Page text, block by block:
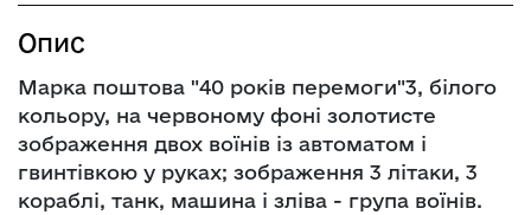
Опис
Марка поштова "40 років перемоги"3, білого
кольору, на червоному фоні золотисте
зображення двох воїнів із автоматом і
гвинтівкою у руках; зображення 3 літаки, 3
кораблі, танк, машина і зліва - група воїнів.